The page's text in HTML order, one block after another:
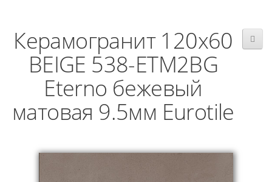
Керамогранит 120x60
BEIGE 538-ETM2BG
Eterno бежевый
матовая 9.5мм Eurotile